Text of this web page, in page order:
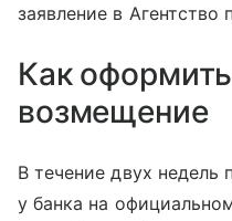
заявление в Агентство
Как
возмещение
В течение двух недель
у банка на